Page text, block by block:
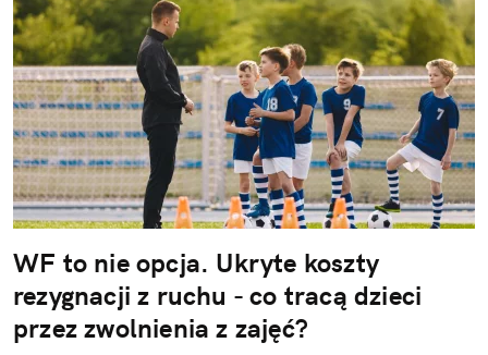
WF to nie opcja. Ukryte koszty
rezygnacji z ruchu - co tracą dzieci
przez zwolnienia z zajęć?